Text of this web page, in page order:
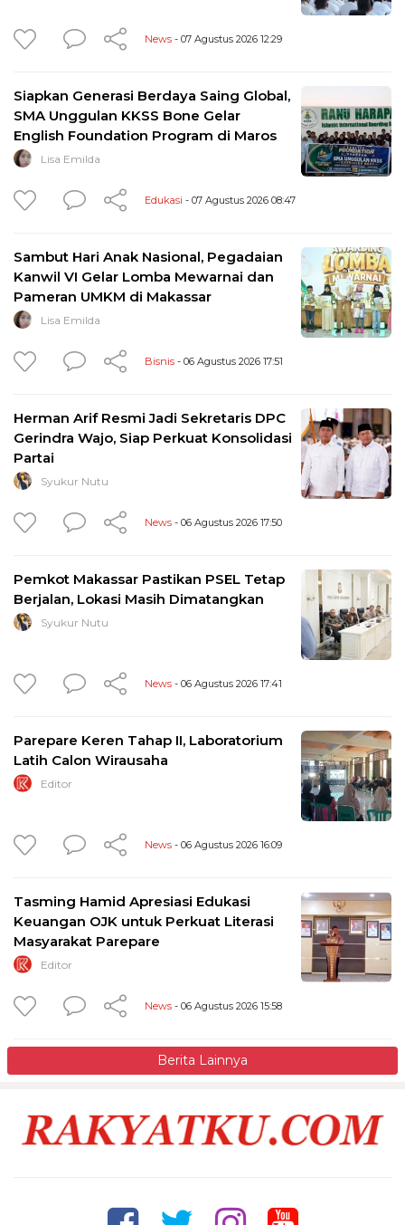
News - 07 Agustus 2026 12:29
Siapkan Generasi Berdaya Saing Global,
SMA Unggulan KKSS Bone Gelar
English Foundation Program di Maros
Lisa Emilda
Edukasi - 07 Agustus 2026 08:47
Sambut Hari Anak Nasional, Pegadaian
Kanwil VI Gelar Lomba Mewarnai dan
Pameran UMKM di Makassar
Lisa Emilda
Bisnis - 06 Agustus 2026 17:51
Herman Arif Resmi Jadi Sekretaris DPC
Gerindra Wajo, Siap Perkuat Konsolidasi
Partai
Syukur Nutu
News - 06 Agustus 2026 17:50
Pemkot Makassar Pastikan PSEL Tetap
Berjalan, Lokasi Masih Dimatangkan
Syukur Nutu
News - 06 Agustus 2026 17:41
Parepare Keren Tahap II, Laboratorium
Latih Calon Wirausaha
Editor
News - 06 Agustus 2026 16:09
Tasming Hamid Apresiasi Edukasi
Keuangan OJK untuk Perkuat Literasi
Masyarakat Parepare
Editor
News - 06 Agustus 2026 15:58
Berita Lainnya